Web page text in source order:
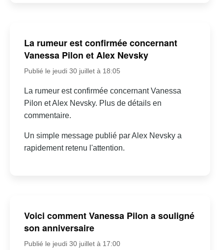
La rumeur est confirmée concernant
Vanessa Pilon et Alex Nevsky
Publié le jeudi 30 juillet à 18:05
La rumeur est confirmée concernant Vanessa
Pilon et Alex Nevsky. Plus de détails en
commentaire.
Un simple message publié par Alex Nevsky a
rapidement retenu l'attention.
Voici comment Vanessa Pilon a souligné
son anniversaire
Publié le jeudi 30 juillet à 17:00